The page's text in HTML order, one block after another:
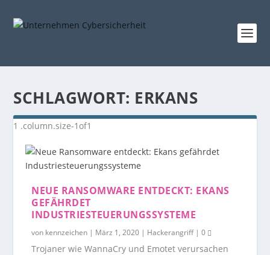
SCHLAGWORT: ERKANS
NEUE RANSOMWARE ENTDECKT: EKANS
GEFÄHRDET
INDUSTRIESTEUERUNGSSYSTEME
von kennzeichen | März 1, 2020 | Hackerangriff|0
Trojaner wie WannaCry und Emotet verursachen